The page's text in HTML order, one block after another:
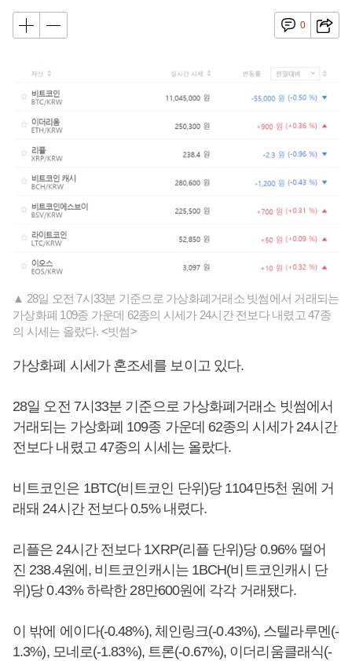
0
▲ 28일 오전 7시33분 기준으로 가상화폐거래소 빗썸에서 거래되는
가상화폐 109종 가운데 62종의 시세가 24시간 전보다 내렸고 47종
의 시세는 올랐다. <빗썸>
가상화폐 시세가 혼조세를 보이고 있다.
28일 오전 7시33분 기준으로 가상화폐거래소 빗썸에서
거래되는 가상화폐 109종 가운데 62종의 시세가 24시간
전보다 내렸고 47종의 시세는 올랐다.
비트코인은 1BTC(비트코인 단위)당 1104만5천 원에 거
래돼 24시간 전보다 0.5% 내렸다.
리플은 24시간 전보다 1XRP(리플 단위)당 0.96% 떨어
진 238.4원에, 비트코인캐시는 1BCH(비트코인캐시 단
위)당 0.43% 하락한 28만600원에 각각 거래됐다.
이 밖에 에이다(-0.48%), 체인링크(-0.43%), 스텔라루멘(-
1.3%), 모네로(-1.83%), 트론(-0.67%), 이더리움클래식(-